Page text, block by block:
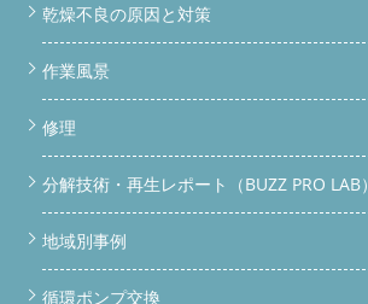
乾燥不良の原因と対策
作業風景
修理
分解技術・再生レポート（BUZZ PRO LAB）
地域別事例
循環ポンプ交換